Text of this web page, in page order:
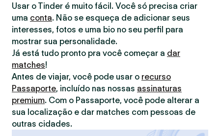
Usar o Tinder é muito fácil. Você só precisa criar
uma conta. Não se esqueça de adicionar seus
interesses, fotos e uma bio no seu perfil para
mostrar sua personalidade.
Já está tudo pronto pra você começar a dar
matches!
Antes de viajar, você pode usar o recurso
Passaporte, incluído nas nossas assinaturas
premium. Com o Passaporte, você pode alterar a
sua localização e dar matches com pessoas de
outras cidades.